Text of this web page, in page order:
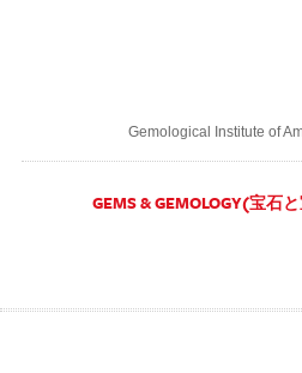
Gemological Institute of
GEMS & GEMOLOGY(宝石